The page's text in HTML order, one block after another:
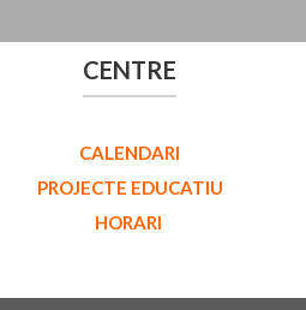
CENTRE
CALENDARI
PROJECTE EDUCATIU
HORARI